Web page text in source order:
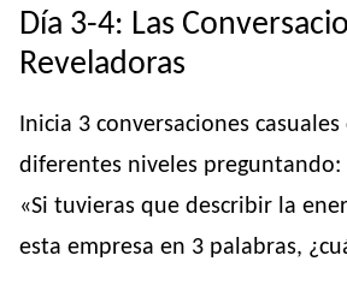
Día 3-4: Las
Reveladoras
Inicia 3 conversaciones
diferentes niveles preguntando:
«Si tuvieras que describir la
esta empresa en 3 palabras,